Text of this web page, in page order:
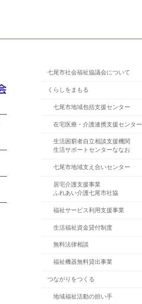
七尾市社会福祉協議会について
くらしをまもる
七尾市地域包括支援センター
在宅医療・介護連携支援センター
生活困窮者自立相談支援機関
生活サポートセンターななお
七尾市地域支え合いセンター
居宅介護支援事業
ふれあい介護七尾市社協
福祉サービス利用支援事業
生活福祉資金貸付制度
無料法律相談
福祉機器無料貸出事業
つながりをつくる
地域福祉活動の担い手